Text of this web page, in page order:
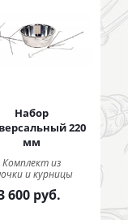
Набор
220
мм
Комплект из
и курницы
600руб.